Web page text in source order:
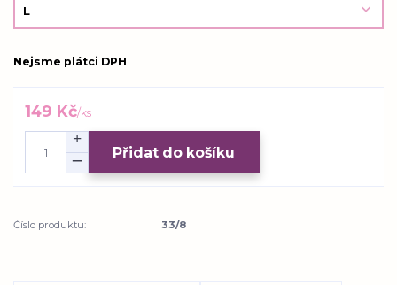
Nejsme plátci DPH
149 Kč/ks
Přidat do košíku
Číslo produktu: 33/8